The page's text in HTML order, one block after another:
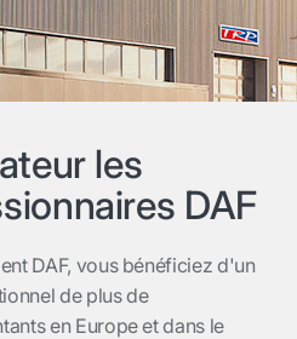
les
DAF
DAF, vous bénéficiez d'un
de plus de
en Europe et dans le